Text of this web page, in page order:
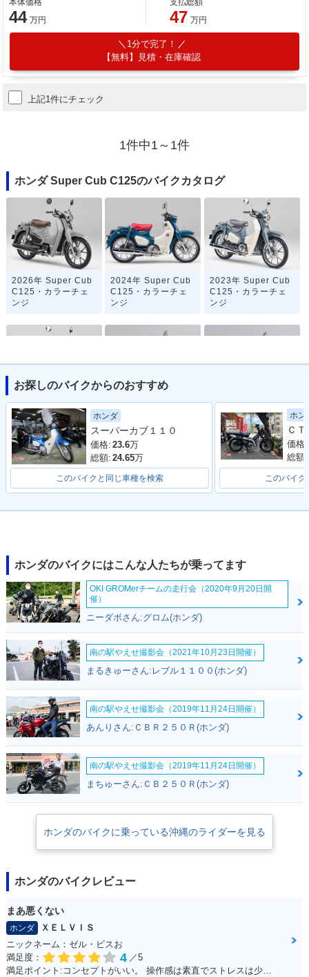
本体価格
44 万円
支払総額
47 万円
1分で完了！
【無料】見積・在庫確認
上記1件にチェック
1件中1～1件
ホンダ Super Cub C125のバイクカタログ
2026年 Super Cub
C125・カラーチェ
ンジ
2024年 Super Cub
C125・カラーチェ
ンジ
2023年 Super Cub
C125・カラーチェ
ンジ
2021年 Super Cub
C125・フルモデル
チェンジ
2020年 Super Cub
C125・カラーチェ
ンジ
2019年 Super Cub
C125・カラーチェ
ンジ
お探しのバイクからのおすすめ
ホンダ
スーパーカブ１１０
価格: 23.6万
総額: 24.65万
このバイクと同じ車種を検索
ホン
価格:
総額:
このバイク
ホンダのバイクにはこんな人たちが乗ってます
OKI GROMerチームの走行会（2020年9月20日開
催）
ニーダボさん:グロム(ホンダ)
南の駅やえせ撮影会（2021年10月23日開催）
まるきゅーさん:レブル１１００(ホンダ)
南の駅やえせ撮影会（2019年11月24日開催）
あんりさん:ＣＢＲ２５０Ｒ(ホンダ)
南の駅やえせ撮影会（2019年11月24日開催）
まちゅーさん:ＣＢ２５０Ｒ(ホンダ)
ホンダのバイクに乗っている沖縄のライダーを見る
ホンダのバイクレビュー
まあ悪くない
ホンダ
ＸＥＬＶＩＳ
ニックネーム：ゼル・ビスお
満足度：
4 ／5
満足ポイント:コンセプトがいい。 操作感は素直でストレスは少ない。 走行に安定感があり、姿勢もいいので疲れにくい。 全体的にバランスが良く、尖っていないので落ち着いてバイクに乗る人は長く乗れると思う。